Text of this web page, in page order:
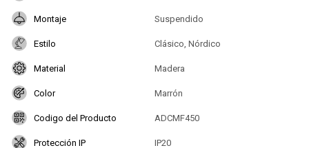
Montaje Suspendido
Estilo Clásico, Nórdico
Material Madera
Color Marrón
Codigo del Producto ADCMF450
Protección IP IP20